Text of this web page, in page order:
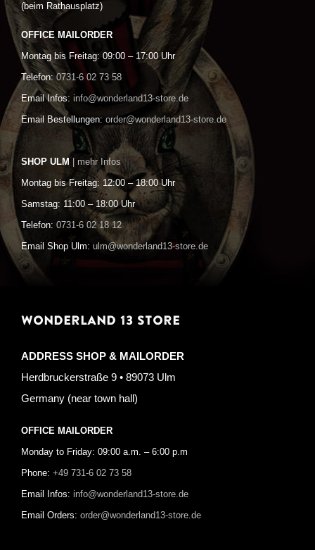
(beim Rathausplatz)
OFFICE MAILORDER
Montag bis Freitag: 09:00 – 17:00 Uhr
Telefon: 0731-6 02 73 58
Email Infos: info@wonderland13-store.de
Email Bestellungen: order@wonderland13-store.de
SHOP ULM | mehr Infos
Montag bis Freitag: 12:00 – 18:00 Uhr
Samstag: 11:00 – 18:00 Uhr
Telefon: 0731-6 02 18 12
Email Shop Ulm: ulm@wonderland13-store.de
WONDERLAND 13 STORE
ADDRESS SHOP & MAILORDER
Herdbruckerstraße 9 • 89073 Ulm
Germany (near town hall)
OFFICE MAILORDER
Monday to Friday: 09:00 a.m. – 6:00 p.m
Phone: +49 731-6 02 73 58
Email Infos: info@wonderland13-store.de
Email Orders: order@wonderland13-store.de